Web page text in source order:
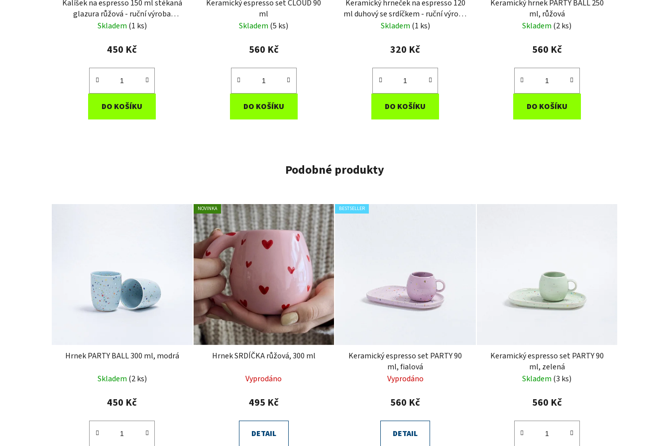
Kalíšek na espresso 150 ml stékaná
glazura růžová - ruční výroba
Vyrobený v ČR
Skladem (1 ks)
450 Kč
DO KOŠÍKU
Keramický espresso set CLOUD 90
ml
Skladem (5 ks)
560 Kč
DO KOŠÍKU
Keramický hrneček na espresso 120
ml duhový se srdíčkem - ruční výroba
Vyrobený v ČR
Skladem (1 ks)
320 Kč
DO KOŠÍKU
Keramický hrnek PARTY BALL 250
ml, růžová
Skladem (2 ks)
560 Kč
DO KOŠÍKU
Podobné produkty
Hrnek PARTY BALL 300 ml, modrá
Skladem (2 ks)
450 Kč
NOVINKA
Hrnek SRDÍČKA růžová, 300 ml
Vyprodáno
495 Kč
DETAIL
BESTSELLER
Keramický espresso set PARTY 90
ml, fialová
Vyprodáno
560 Kč
DETAIL
Keramický espresso set PARTY 90
ml, zelená
Skladem (3 ks)
560 Kč